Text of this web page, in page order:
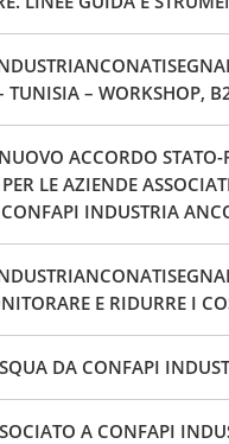
TUNISIA – WORKSHOP,
ACCORDO
LE AZIENDE
CONFAPI INDUSTRIA
E RIDURRE I
DA CONFAPI
A CONFAPI